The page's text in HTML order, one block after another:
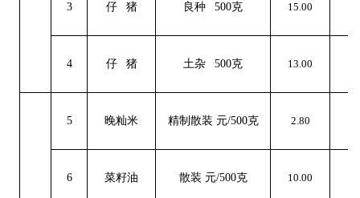
3 仔 猪 良种 500克 15.00
4 仔 猪 土杂 500克 13.00
5 晚籼米 精制散装 元/500克 2.80
6 菜籽油 散装 元/500克 10.00